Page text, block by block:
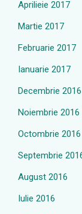
Aprilieie 2017
Martie 2017
Februarie 2017
Ianuarie 2017
Decembrie 2016
Noiembrie 2016
Octombrie 2016
Septembrie
August 2016
Iulie 2016